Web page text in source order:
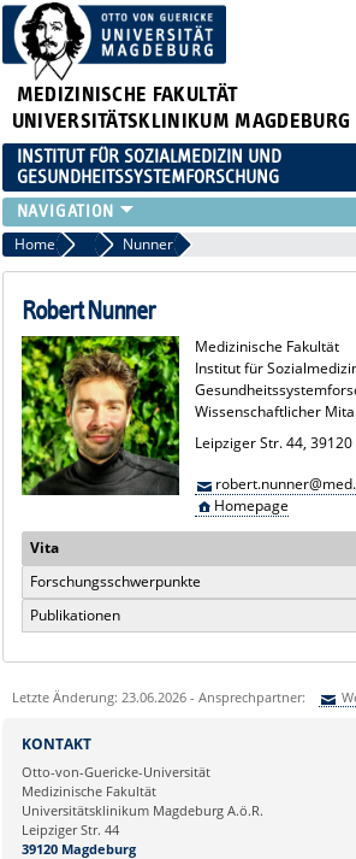
MEDIZINISCHE FAKULTÄT
UNIVERSITÄTSKLINIKUM
INSTITUT FÜR SOZIALMEDIZIN UND
GESUNDHEITSSYSTEMFORSCHUNG
LEHRE
UNSER INSTITUT
TEAM
PUBLIKATIONEN
STELLENANGEBOTE
QUALIFIKATIONSARBEITEN
Home Team Nunner
Robert Nunner
Medizinische Fakultät
Institut für
Wissenschaftlicher
Leipziger Str. 44,
Homepage
Vita
Forschungsschwerpunkte
Publikationen
Letzte Änderung: 23.06.2026 - Ansprechpartner:
Ihre E-Mailadresse:
Ihr Anliegen:
KONTAKT
Otto-von-Guericke-Universität
Medizinische Fakultät
Universitätsklinikum Magdeburg A.ö.R.
Leipziger Str. 44
39120 Magdeburg